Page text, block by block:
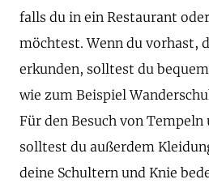
falls du in ein Restaurant
möchtest. Wenn du vorhast,
erkunden, solltest du
wie zum Beispiel
Für den Besuch von Tempeln
solltest du außerdem
deine Schultern und Knie